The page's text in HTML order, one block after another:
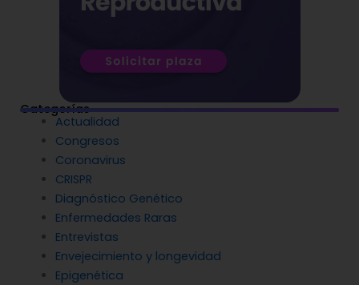
Categorías
Actualidad
Congresos
Coronavirus
CRISPR
Diagnóstico Genético
Enfermedades Raras
Entrevistas
Envejecimiento y longevidad
Epigenética